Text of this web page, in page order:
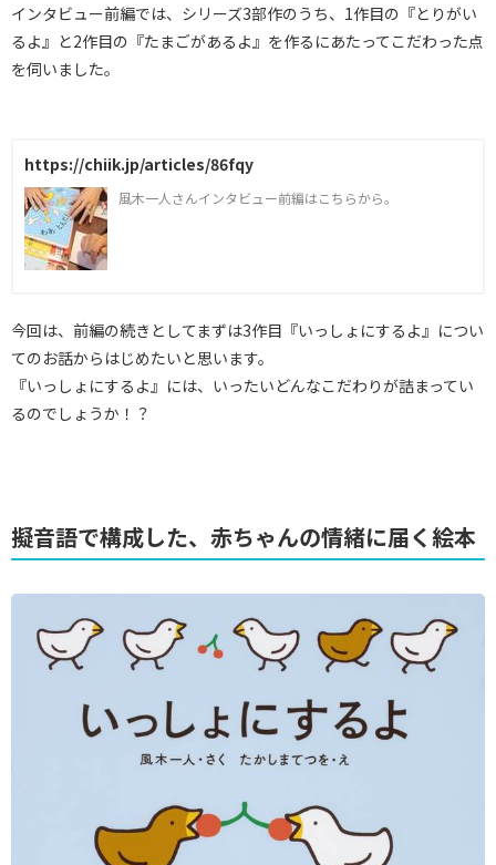
インタビュー前編では、シリーズ3部作のうち、1作目の『とりがい
るよ』と2作目の『たまごがあるよ』を作るにあたってこだわった点
を伺いました。
https://chiik.jp/articles/86fqy
風木一人さんインタビュー前編はこちらから。
今回は、前編の続きとしてまずは3作目『いっしょにするよ』につい
てのお話からはじめたいと思います。
『いっしょにするよ』には、いったいどんなこだわりが詰まってい
るのでしょうか！？
擬音語で構成した、赤ちゃんの情緒に届く絵本